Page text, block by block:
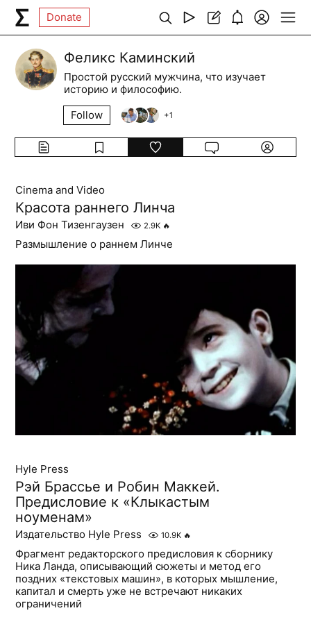
Donate
Феликс Каминский
Простой русский мужчина, что изучает
историю и философию.
Follow
+1
Cinema and Video
Красота раннего Линча
Иви Фон Тизенгаузен 2.9K 🔥
Размышление о раннем Линче
Hyle Press
Рэй Брассье и Робин Маккей.
Предисловие к «Клыкастым
ноуменам»
Издательство Hyle Press 10.9K 🔥
Фрагмент редакторского предисловия к сборнику
Ника Ланда, описывающий сюжеты и метод его
поздних «текстовых машин», в которых мышление,
капитал и смерть уже не встречают никаких
ограничений